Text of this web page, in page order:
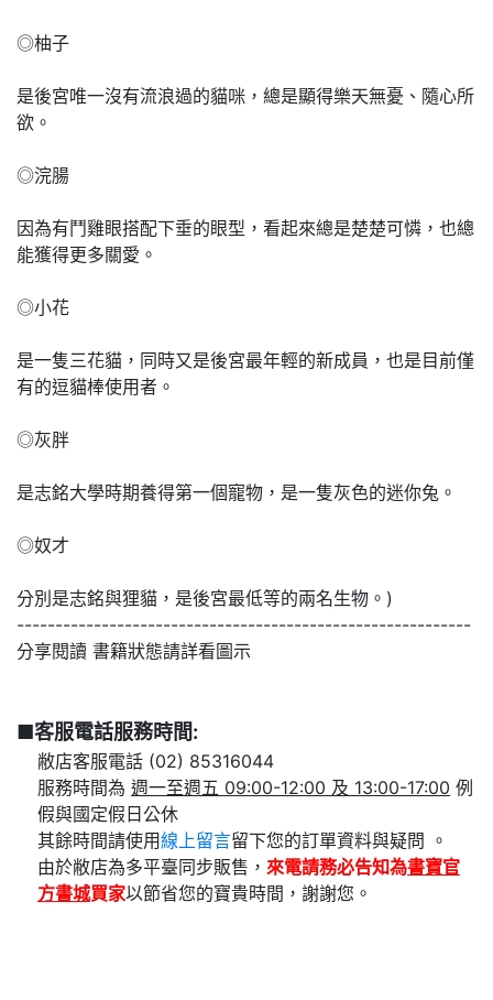
◎柚子
是後宮唯一沒有流浪過的貓咪，總是顯得樂天無憂、隨心所
欲。
◎浣腸
因為有鬥雞眼搭配下垂的眼型，看起來總是楚楚可憐，也總
能獲得更多關愛。
◎小花
是一隻三花貓，同時又是後宮最年輕的新成員，也是目前僅
有的逗貓棒使用者。
◎灰胖
是志銘大學時期養得第一個寵物，是一隻灰色的迷你兔。
◎奴才
分別是志銘與狸貓，是後宮最低等的兩名生物。)
-----------------------------------------------------------
分享閱讀 書籍狀態請詳看圖示
■客服電話服務時間:
敝店客服電話 (02) 85316044
服務時間為 週一至週五 09:00-12:00 及 13:00-17:00 例
假與國定假日公休
其餘時間請使用線上留言
留下您的訂單資料與疑問 。
由於敝店為多平臺同步販售， 來電請務必告知為書寶官
方書城買家以節省您的寶貴時間，謝謝您。